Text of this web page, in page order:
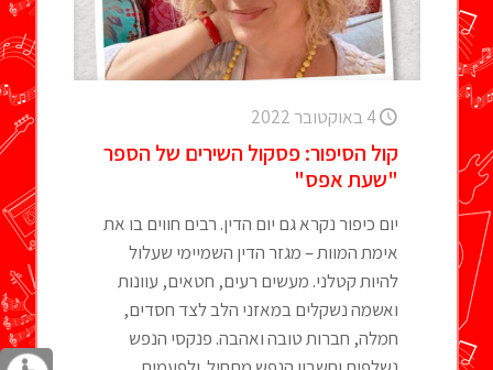
4 באוקטובר 2022
קול הסיפור: פסקול השירים של הספר
"שעת אפס"
יום כיפור נקרא גם יום הדין. רבים חווים בו את
אימת המוות – מגזר הדין השמיימי שעלול
להיות קטלני. מעשים רעים, חטאים, עוונות
ואשמה נשקלים במאזני הלב לצד חסדים,
חמלה, חברות טובה ואהבה. פנקסי הנפש